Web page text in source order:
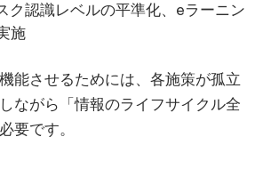
ク認識レベルの平準化、eラーニン
施
能させるためには、各施策が孤立
ながら「情報のライフサイクル全
要です。